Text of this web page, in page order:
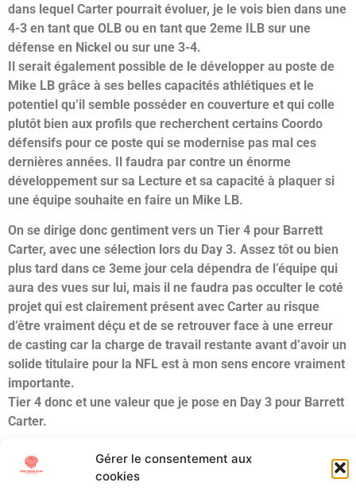
Gérer le consentement aux
cookies
dans lequel Carter pourrait évoluer, je le vois bien dans une
4-3 en tant que OLB ou en tant que 2eme ILB sur une
défense en Nickel ou sur une 3-4.
Il serait également possible de le développer au poste de
Mike LB grâce à ses belles capacités athlétiques et le
potentiel qu’il semble posséder en couverture et qui colle
plutôt bien aux profils que recherchent certains Coordo
défensifs pour ce poste qui se modernise pas mal ces
dernières années. Il faudra par contre un énorme
développement sur sa Lecture et sa capacité à plaquer si
une équipe souhaite en faire un Mike LB.
On se dirige donc gentiment vers un Tier 4 pour Barrett
Carter, avec une sélection lors du Day 3. Assez tôt ou bien
plus tard dans ce 3eme jour cela dépendra de l’équipe qui
aura des vues sur lui, mais il ne faudra pas occulter le coté
projet qui est clairement présent avec Carter au risque
d’être vraiment déçu et de se retrouver face à une erreur
de casting car la charge de travail restante avant d’avoir un
solide titulaire pour la NFL est à mon sens encore vraiment
importante.
Tier 4 donc et une valeur que je pose en Day 3 pour Barrett
Carter.
Étiqueté ClemsonDraftLinebacker NFL Draft Scouting